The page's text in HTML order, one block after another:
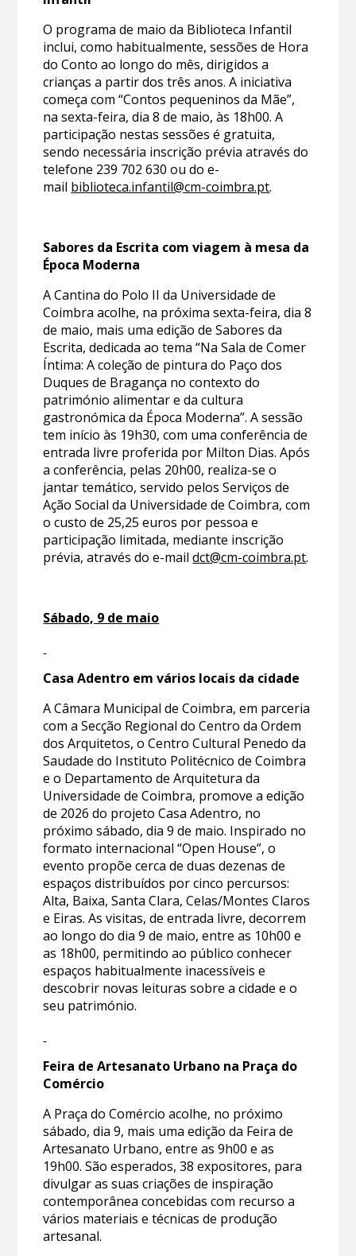
O programa de maio da Biblioteca Infantil
inclui, como habitualmente, sessões de Hora
do Conto ao longo do mês, dirigidos a
crianças a partir dos três anos. A iniciativa
começa com “Contos pequeninos da Mãe”,
na sexta-feira, dia 8 de maio, às 18h00. A
participação nestas sessões é gratuita,
sendo necessária inscrição prévia através do
telefone 239 702 630 ou do e-
mail biblioteca.infantil@cm-coimbra.pt.
Sabores da Escrita com viagem à mesa da
Época Moderna
A Cantina do Polo II da Universidade de
Coimbra acolhe, na próxima sexta-feira, dia 8
de maio, mais uma edição de Sabores da
Escrita, dedicada ao tema “Na Sala de Comer
Íntima: A coleção de pintura do Paço dos
Duques de Bragança no contexto do
património alimentar e da cultura
gastronómica da Época Moderna”. A sessão
tem início às 19h30, com uma conferência de
entrada livre proferida por Milton Dias. Após
a conferência, pelas 20h00, realiza-se o
jantar temático, servido pelos Serviços de
Ação Social da Universidade de Coimbra, com
o custo de 25,25 euros por pessoa e
participação limitada, mediante inscrição
prévia, através do e-maildct@cm-coimbra.pt.
Sábado, 9 de maio
Casa Adentro em vários locais da cidade
A Câmara Municipal de Coimbra, em parceria
com a Secção Regional do Centro da Ordem
dos Arquitetos, o Centro Cultural Penedo da
Saudade do Instituto Politécnico de Coimbra
e o Departamento de Arquitetura da
Universidade de Coimbra, promove a edição
de 2026 do projeto Casa Adentro, no
próximo sábado, dia 9 de maio. Inspirado no
formato internacional “Open House”, o
evento propõe cerca de duas dezenas de
espaços distribuídos por cinco percursos:
Alta, Baixa, Santa Clara, Celas/Montes Claros
e Eiras. As visitas, de entrada livre, decorrem
ao longo do dia 9 de maio, entre as 10h00 e
as 18h00, permitindo ao público conhecer
espaços habitualmente inacessíveis e
descobrir novas leituras sobre a cidade e o
seu património.
Feira de Artesanato Urbano na Praça do
Comércio
A Praça do Comércio acolhe, no próximo
sábado, dia 9, mais uma edição da Feira de
Artesanato Urbano, entre as 9h00 e as
19h00. São esperados, 38 expositores, para
divulgar as suas criações de inspiração
contemporânea concebidas com recurso a
vários materiais e técnicas de produção
artesanal.